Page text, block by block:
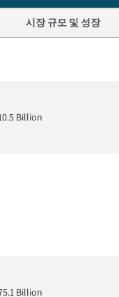
시장 규모 및 성장
Billion
Billion